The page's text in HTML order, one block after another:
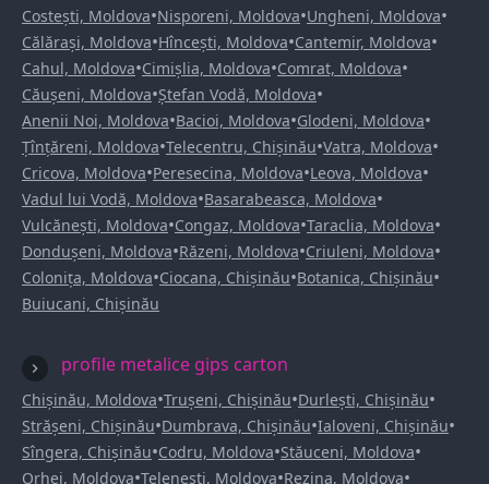
Costești, Moldova•Nisporeni, Moldova•Ungheni, Moldova•
Călărași, Moldova•Hîncești, Moldova•Cantemir, Moldova•
Cahul, Moldova•Cimișlia, Moldova•Comrat, Moldova•
Căușeni, Moldova•Ștefan Vodă, Moldova•
Anenii Noi, Moldova•Bacioi, Moldova•Glodeni, Moldova•
Țînțăreni, Moldova•Telecentru, Chișinău•Vatra, Moldova•
Cricova, Moldova•Peresecina, Moldova•Leova, Moldova•
Vadul lui Vodă, Moldova•Basarabeasca, Moldova•
Vulcănești, Moldova•Congaz, Moldova•Taraclia, Moldova•
Dondușeni, Moldova•Răzeni, Moldova•Criuleni, Moldova•
Colonița, Moldova•Ciocana, Chișinău•Botanica, Chișinău•
Buiucani, Chișinău
profile metalice gips carton
Chișinău, Moldova•Trușeni, Chișinău•Durlești, Chișinău•
Strășeni, Chișinău•Dumbrava, Chișinău•Ialoveni, Chișinău•
Sîngera, Chișinău•Codru, Moldova•Stăuceni, Moldova•
Orhei, Moldova•Telenești, Moldova•Rezina, Moldova•